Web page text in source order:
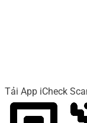
Tải App iCheck